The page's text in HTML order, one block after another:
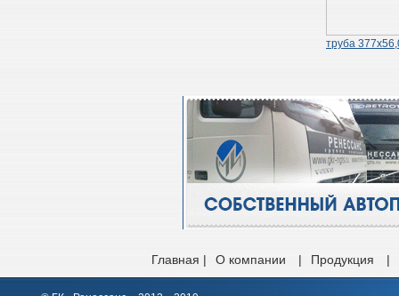
труба
Главная | О компании | Продукция |